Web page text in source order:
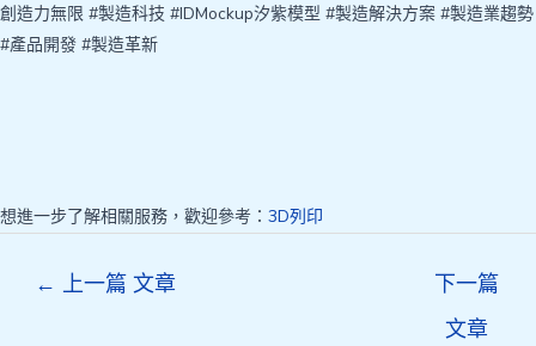
創造力無限 #製造科技 #IDMockup汐紫模型 #製造解決方案 #製造業趨勢
#產品開發 #製造革新
想進一步了解相關服務，歡迎參考： 3D列印
← 上一篇 文章
下一篇
文章